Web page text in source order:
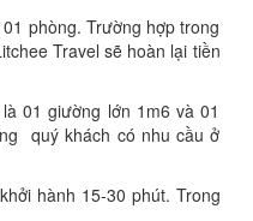
phòng. Trường hợp trong
Travel sẽ hoàn lại tiền
01 giường lớn 1m6 và 01
quý khách có nhu cầu ở
hành 15-30 phút. Trong